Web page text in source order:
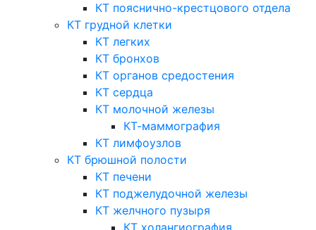
КТ пояснично-крестцового отдела
КТ грудной клетки
КТ легких
КТ бронхов
КТ органов средостения
КТ сердца
КТ молочной железы
КТ-маммография
КТ лимфоузлов
КТ брюшной полости
КТ печени
КТ поджелудочной железы
КТ желчного пузыря
КТ холангиография